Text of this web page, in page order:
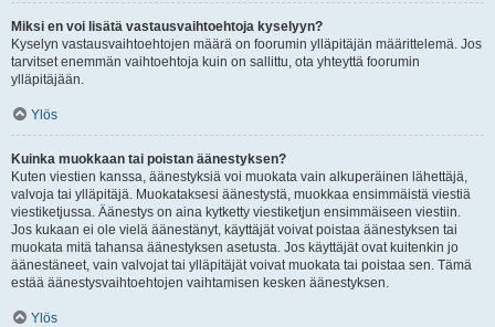
Miksi en voi lisätä vastausvaihtoehtoja kyselyyn?
Kyselyn vastausvaihtoehtojen määrä on foorumin ylläpitäjän määrittelemä. Jos
tarvitset enemmän vaihtoehtoja kuin on sallittu, ota yhteyttä foorumin
ylläpitäjään.
Ylös
Kuinka muokkaan tai poistan äänestyksen?
Kuten viestien kanssa, äänestyksiä voi muokata vain alkuperäinen lähettäjä,
valvoja tai ylläpitäjä. Muokataksesi äänestystä, muokkaa ensimmäistä viestiä
viestiketjussa. Äänestys on aina kytketty viestiketjun ensimmäiseen viestiin.
Jos kukaan ei ole vielä äänestänyt, käyttäjät voivat poistaa äänestyksen tai
muokata mitä tahansa äänestyksen asetusta. Jos käyttäjät ovat kuitenkin jo
äänestäneet, vain valvojat tai ylläpitäjät voivat muokata tai poistaa sen. Tämä
estää äänestysvaihtoehtojen vaihtamisen kesken äänestyksen.
Ylös